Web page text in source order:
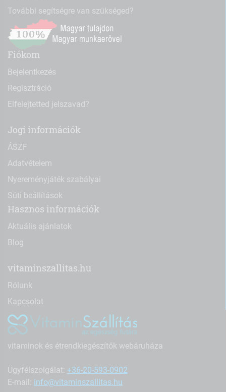
További segítségre van szükséged?
Fiókom
Bejelentkezés
Regisztráció
Elfelejtetted jelszavad?
Jogi információk
ÁSZF
Adatvételem
Nyereményjáték szabályai
Süti beállítások
Hasznos információk
Aktuális ajánlatok
Blog
vitaminszallitas.hu
Rólunk
Kapcsolat
vitaminok és étrendkiegészítők webáruháza
Ügyfélszolgálat: +36-20-593-0902
E-mail: info@vitaminszallitas.hu